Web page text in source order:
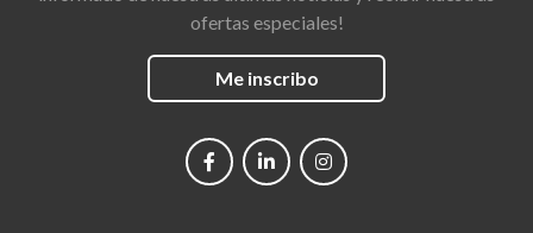
ofertas especiales!
Me inscribo